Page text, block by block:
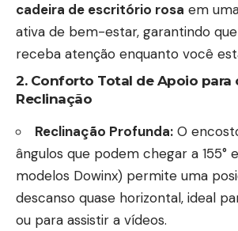
cadeira de escritório rosa em
ativa de bem-estar, garantindo
receba atenção enquanto você
2. Conforto Total de Apoio para
Reclinação
Reclinação Profunda: O
ângulos que podem chegar a 155°
modelos Dowinx) permite uma
descanso quase horizontal, ideal
ou para assistir a vídeos.